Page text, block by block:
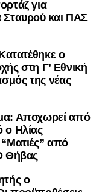
για
και ΠΑΣ
ο
στη Γ’ Εθνική
της νέας
Αποχωρεί από
ο Ηλίας
από
Θήβας
ο